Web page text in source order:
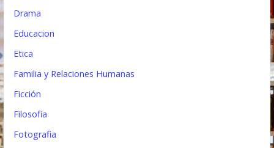
Drama
Educacion
Etica
Familia y Relaciones Humanas
Ficción
Filosofia
Fotografia